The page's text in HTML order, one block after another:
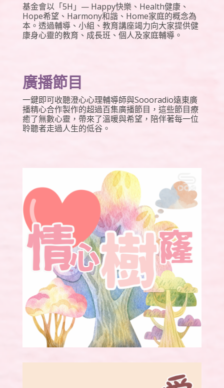
基金會以「5H」— Happy快樂、Health健康、
Hope希望、Harmony和諧、Home家庭的概念為
本。透過輔導、小組、教育講座竭力向大家提供健
康身心靈的教育、成長班、個人及家庭輔導。
廣播節目
一鍵即可收聽澄心心理輔導師與Soooradio遠東廣
播精心合作製作的超過百集廣播節目，這些節目療
癒了無數心靈，帶來了溫暖與希望，陪伴著每一位
聆聽者走過人生的低谷。